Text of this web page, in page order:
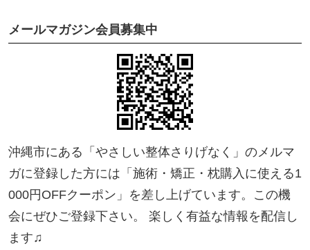
子宮頸がんワクチン（サーバリックス）を接種。(20
11年8月/9月/2012年2月)
1回目の接種から体調に異変が起きるが気づかず、2
回目・3回目と接種する。
高校入学と同時に、症状が悪化し、重い副反応、後
遺症に苦しむ生活が始まる。
約14年の闘病生活の中で、たくさんの投薬治療を行
うが、
次々に現れる症状や治療に限界を感じ、
毎日口にする「食」を見直すことをきっかけに、栄
メールマガジン会員募集中
沖縄市にある「やさしい整体さりげなく」のメルマ
ガに登録した方には「施術・矯正・枕購入に使える1
000円OFFクーポン」を差し上げています。この機
会にぜひご登録下さい。 楽しく有益な情報を配信し
ます♫